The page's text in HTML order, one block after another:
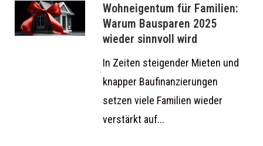
Wohneigentum für Familien:
Warum Bausparen 2025
wieder sinnvoll wird
In Zeiten steigender Mieten und
knapper Baufinanzierungen
setzen viele Familien wieder
verstärkt auf...